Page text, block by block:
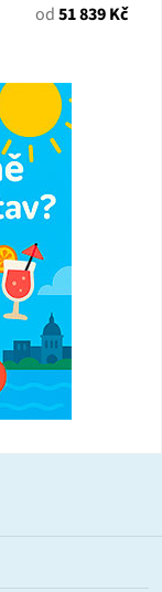
od51 839 Kč